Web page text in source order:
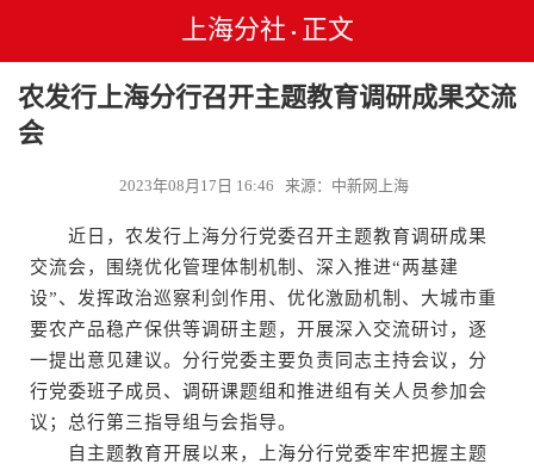
上海分社 • 正文
农发行上海分行召开主题教育调研成果交流
会
2023年08月17日 16:46 来源：中新网上海
近日，农发行上海分行党委召开主题教育调研成果
交流会，围绕优化管理体制机制、深入推进“两基建
设”、发挥政治巡察利剑作用、优化激励机制、大城市重
要农产品稳产保供等调研主题，开展深入交流研讨，逐
一提出意见建议。分行党委主要负责同志主持会议，分
行党委班子成员、调研课题组和推进组有关人员参加会
议；总行第三指导组与会指导。
自主题教育开展以来，上海分行党委牢牢把握主题